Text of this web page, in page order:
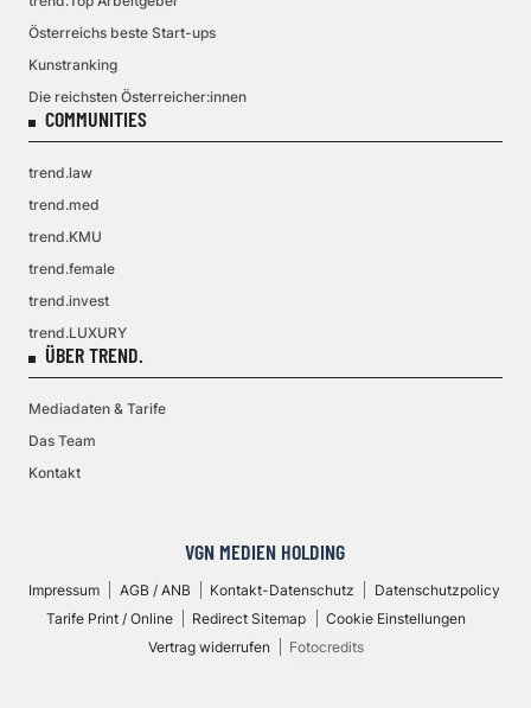
Österreichs beste Start-ups
Kunstranking
Die reichsten Österreicher:innen
COMMUNITIES
trend.law
trend.med
trend.KMU
trend.female
trend.invest
trend.LUXURY
ÜBER TREND.
Mediadaten & Tarife
Das Team
Kontakt
VGN MEDIEN HOLDING
Impressum AGB / ANB Kontakt-Datenschutz
Datenschutzpolicy
Tarife Print / Online
Redirect Sitemap
Cookie Einstellungen
Vertrag widerrufen
Fotocredits